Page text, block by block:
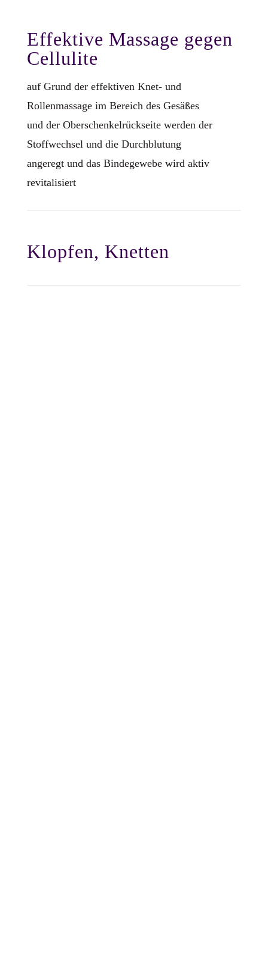
Effektive Massage gegen
Cellulite
auf Grund der effektiven Knet- und
Rollenmassage im Bereich des Gesäßes
und der Oberschenkelrückseite werden der
Stoffwechsel und die Durchblutung
angeregt und das Bindegewebe wird aktiv
revitalisiert
Klopfen, Knetten